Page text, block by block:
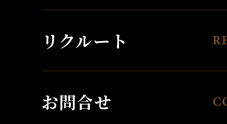
リクルート
お問合せ